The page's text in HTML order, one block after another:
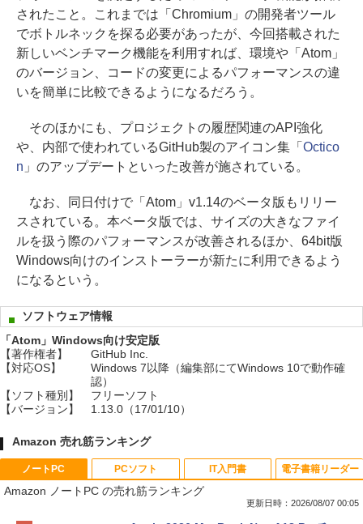
されたこと。これまでは「Chromium」の開発者ツール
でボトルネックを探る必要があったが、今回搭載された
新しいベンチマーク機能を利用すれば、環境や「Atom」
のバージョン、コードの変更によるパフォーマンスの違
いを簡単に比較できるようになるだろう。
そのほかにも、プロジェクトの履歴関連のAPI強化
や、内部で使われているGitHub製のアイコン集「 Octico
n 」のアップデートといった改善が施されている。
なお、同日付けで「Atom」v1.14のベータ版もリリー
スされている。本ベータ版では、サイズの大きなファイ
ルを扱う際のパフォーマンスが改善されるほか、64bit版
Windows向けのインストーラーが新たに利用できるよう
になるという。
ソフトウェア情報
「Atom」Windows向け安定版
【著作権者】
GitHub Inc.
【対応OS】
Windows 7以降（編集部にてWindows 10で動作確
認）
【ソフト種別】
フリーソフト
【バージョン】
1.13.0（17/01/10）
Amazon 売れ筋ランキング
ノートPC
Amazon ノートPC の売れ筋ランキング
更新日時：2026/08/07 00:05
PCソフト IT入門書 電子書籍リーダー